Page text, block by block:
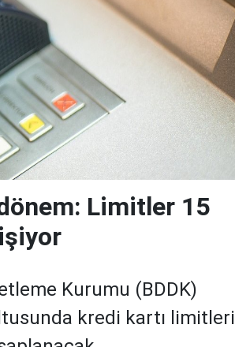
Limitler 15
Kurumu (BDDK)
kredi kartı limitleri